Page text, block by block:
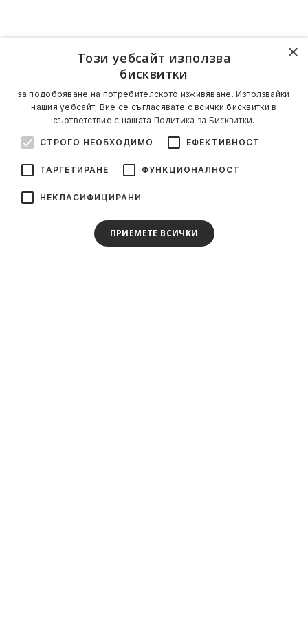
×
Този уебсайт използва
бисквитки
за подобряване на потребителското изживяване. Използвайки
нашия уебсайт, Вие се съгласявате с всички бисквитки в
съответствие с нашата Политика за Бисквитки.
СТРОГО НЕОБХОДИМО ЕФЕКТИВНОСТ
ТАРГЕТИРАНЕ ФУНКЦИОНАЛНОСТ
НЕКЛАСИФИЦИРАНИ
ПРИЕМЕТЕ ВСИЧКИ